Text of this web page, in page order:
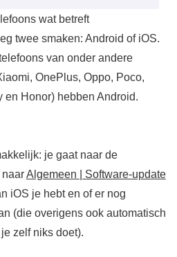
wat betreft
twee smaken: Android of iOS.
van onder andere
OnePlus, Oppo, Poco,
en Honor) hebben Android.
je gaat naar de
Algemeen | Software-update
iOS je hebt en of er nog
(die overigens ook automatisch
zelf niks doet).